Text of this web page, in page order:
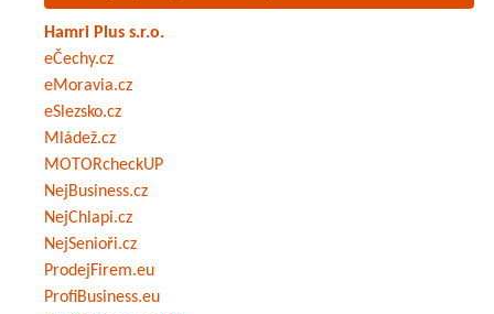
Hamri Plus s.r.o.
eČechy.cz
eMoravia.cz
eSlezsko.cz
Mládež.cz
MOTORcheckUP
NejBusiness.cz
NejChlapi.cz
NejSenioři.cz
ProdejFirem.eu
ProfiBusiness.eu